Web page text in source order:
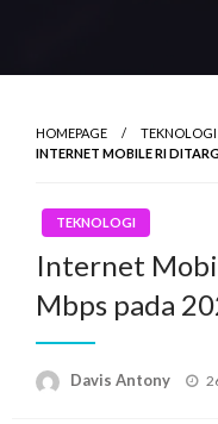
HOMEPAGE
TEKNOLOGI
INTERNET MOBILE RI
TEKNOLOGI
Internet
Mbps pada
Davis Antony